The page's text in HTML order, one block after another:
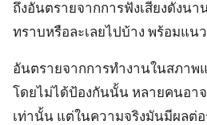
ถึงอันตรายจากการฟังเสียงดังน
ทราบหรือละเลยไปบ้าง พร้อมแน
อันตรายจากการทำงานในสภาพ
โดยไม่ได้ป้องกันนั้น หลายคนอา
เท่านั้น แต่ในความจริงมันมีผลต่